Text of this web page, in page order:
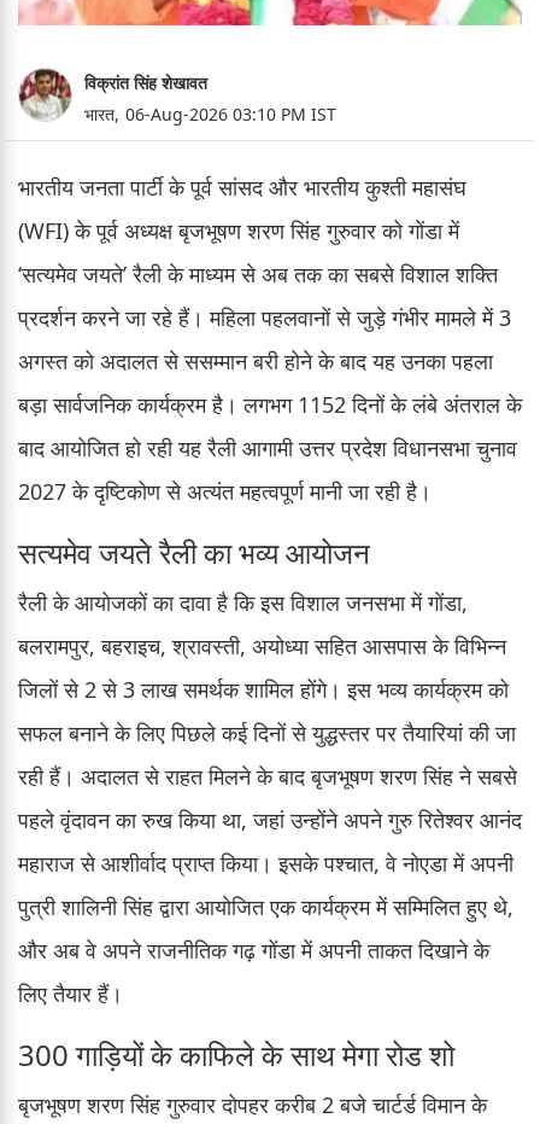
विक्रांत सिंह शेखावत
भारत, 06-Aug-2026 03:10 PM IST
भारतीय जनता पार्टी के पूर्व सांसद और भारतीय कुश्ती महासंघ
(WFI) के पूर्व अध्यक्ष बृजभूषण शरण सिंह गुरुवार को गोंडा में
‘सत्यमेव जयते’ रैली के माध्यम से अब तक का सबसे विशाल शक्ति
प्रदर्शन करने जा रहे हैं। महिला पहलवानों से जुड़े गंभीर मामले में 3
अगस्त को अदालत से ससम्मान बरी होने के बाद यह उनका पहला
बड़ा सार्वजनिक कार्यक्रम है। लगभग 1152 दिनों के लंबे अंतराल के
बाद आयोजित हो रही यह रैली आगामी उत्तर प्रदेश विधानसभा चुनाव
2027 के दृष्टिकोण से अत्यंत महत्वपूर्ण मानी जा रही है।
सत्यमेव जयते रैली का भव्य आयोजन
रैली के आयोजकों का दावा है कि इस विशाल जनसभा में गोंडा,
बलरामपुर, बहराइच, श्रावस्ती, अयोध्या सहित आसपास के विभिन्न
जिलों से 2 से 3 लाख समर्थक शामिल होंगे। इस भव्य कार्यक्रम को
सफल बनाने के लिए पिछले कई दिनों से युद्धस्तर पर तैयारियां की जा
रही हैं। अदालत से राहत मिलने के बाद बृजभूषण शरण सिंह ने सबसे
पहले वृंदावन का रुख किया था, जहां उन्होंने अपने गुरु रितेश्वर आनंद
महाराज से आशीर्वाद प्राप्त किया। इसके पश्चात, वे नोएडा में अपनी
पुत्री शालिनी सिंह द्वारा आयोजित एक कार्यक्रम में सम्मिलित हुए थे,
और अब वे अपने राजनीतिक गढ़ गोंडा में अपनी ताकत दिखाने के
लिए तैयार हैं।
300 गाड़ियों के काफिले के साथ मेगा रोड शो
बृजभूषण शरण सिंह गुरुवार दोपहर करीब 2 बजे चार्टर्ड विमान के